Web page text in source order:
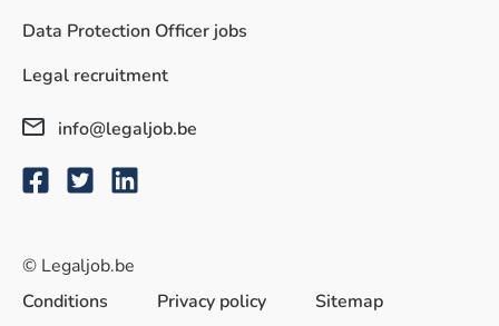
Data Protection Officer jobs
Legal recruitment
info@legaljob.be
© Legaljob.be
Conditions
Privacy policy Sitemap